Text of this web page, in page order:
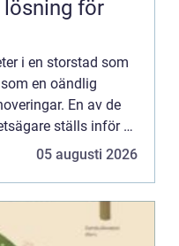
för
i en storstad som
en oändlig
En av de
ställs inför är
05 augusti 2026